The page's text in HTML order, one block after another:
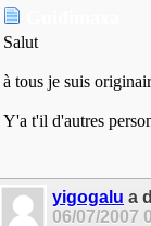
Salut
à tous je suis
Y'a t'il d'autres
yigogalu a
06/07/2007